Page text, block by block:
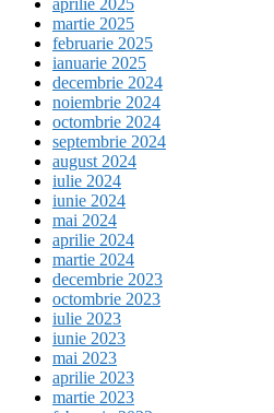
martie 2025
februarie 2025
ianuarie 2025
decembrie 2024
noiembrie 2024
octombrie 2024
septembrie 2024
august 2024
iulie 2024
iunie 2024
mai 2024
aprilie 2024
martie 2024
decembrie 2023
octombrie 2023
iulie 2023
iunie 2023
mai 2023
aprilie 2023
martie 2023